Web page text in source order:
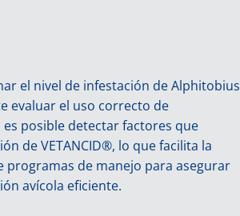
el nivel de infestación de Alphitobius
evaluar el uso correcto de
es posible detectar factores que
de VETANCID®, lo que facilita la
programas de manejo para asegurar
avícola eficiente.